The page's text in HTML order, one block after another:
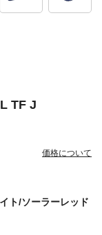
TF J
価格について
ト/ソーラーレッド